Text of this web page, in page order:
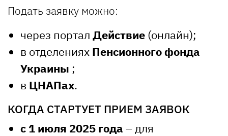
Подать заявку можно:
через портал Действие (онлайн);
в отделениях Пенсионного фонда
Украины ;
в ЦНАПах.
КОГДА СТАРТУЕТ ПРИЕМ ЗАЯВОК
с 1 июля 2025 года – для